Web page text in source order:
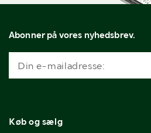
Abonner på vores nyhedsbrev.
Køb og sælg